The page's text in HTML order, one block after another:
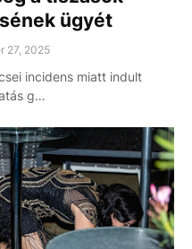
ügyét
27, 2025
incidens miatt indult
g…